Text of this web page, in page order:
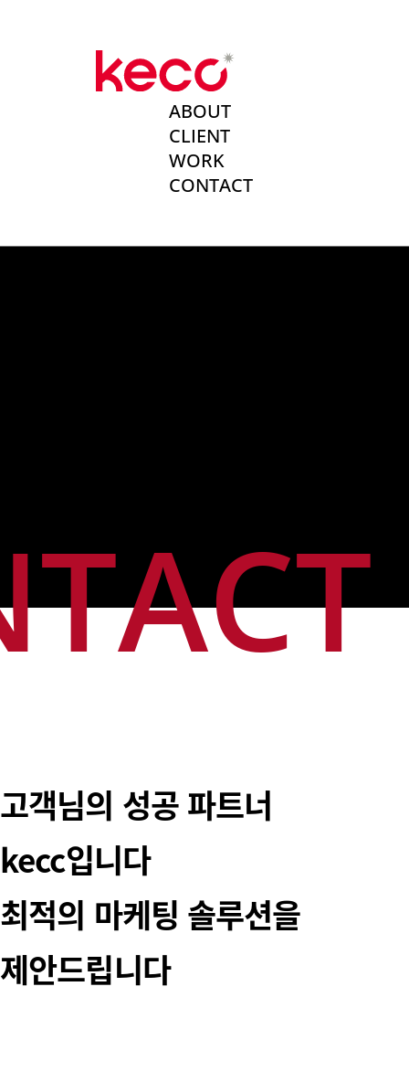
ABOUT
CLIENT
WORK
CONTACT
고객님의 성공 파트너
kecc입니다
최적의 마케팅 솔루션을
제안드립니다